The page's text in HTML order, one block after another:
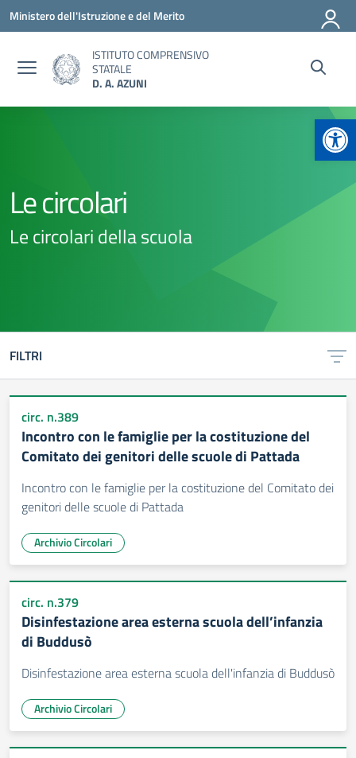
Vai ai contenuti
Vai al menu di navigazione
Vai al footer
Ministero dell'Istruzione e del Merito
ISTITUTO COMPRENSIVO
STATALE
D. A. AZUNI
Le circolari
Le circolari della scuola
FILTRI
circ. n.389
Incontro con le famiglie per la costituzione del
Comitato dei genitori delle scuole di Pattada
Incontro con le famiglie per la costituzione del Comitato dei
genitori delle scuole di Pattada
Archivio Circolari
circ. n.379
Disinfestazione area esterna scuola dell’infanzia
di Buddusò
Disinfestazione area esterna scuola dell'infanzia di Buddusò
Archivio Circolari